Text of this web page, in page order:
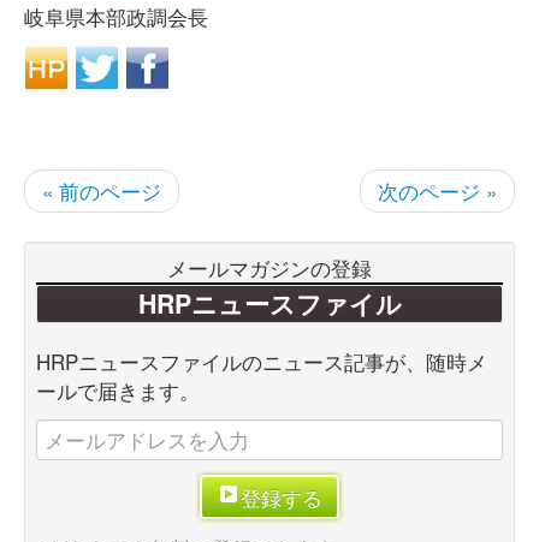
岐阜県本部政調会長
« 前のページ 次のページ »
メールマガジンの登録
HRPニュースファイル
HRPニュースファイルのニュース記事が、随時メ
ールで届きます。
登録する